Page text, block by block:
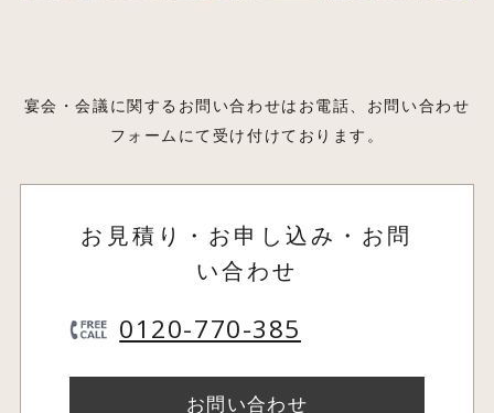
宴会・会議に関するお問い合わせはお電話、お問い合わせ
フォームにて受け付けております。
お見積り・お申し込み・お問
い合わせ
0120-770-385
お問い合わせ